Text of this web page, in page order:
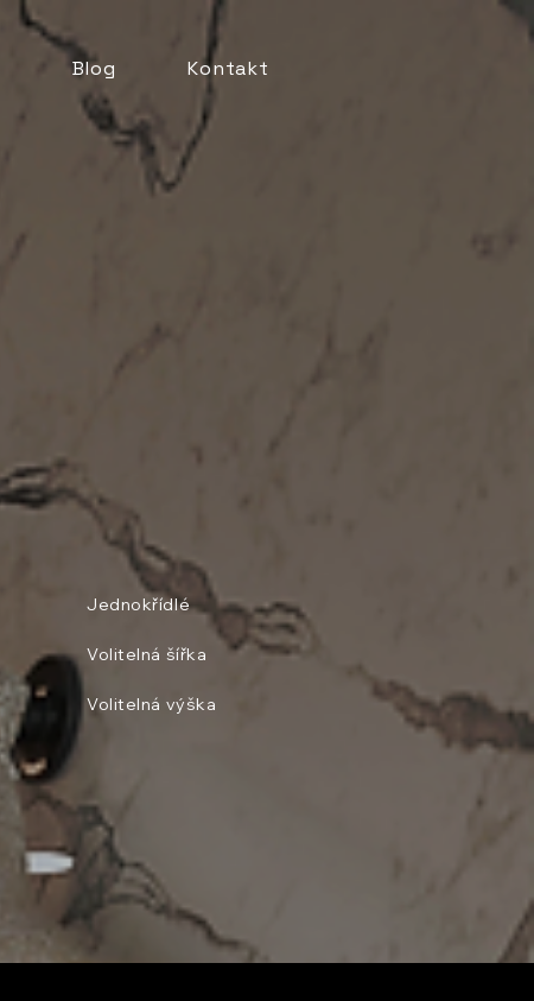
Blog Kontakt
Jednokřídlé
Volitelná šířka
Volitelná výška